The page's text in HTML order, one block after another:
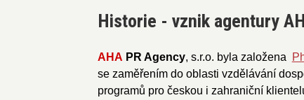
Historie - vznik agentury
AHA PR Agency, s.r.o. byla založena
se zaměřením do oblasti vzdělávání
programů pro českou i zahraniční